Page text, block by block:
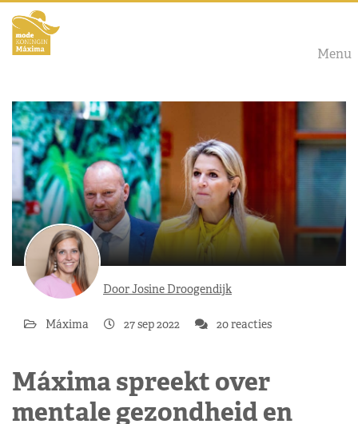
Menu
Door Josine Droogendijk
Máxima 27 sep 2022 20 reacties
Máxima spreekt over
mentale gezondheid en